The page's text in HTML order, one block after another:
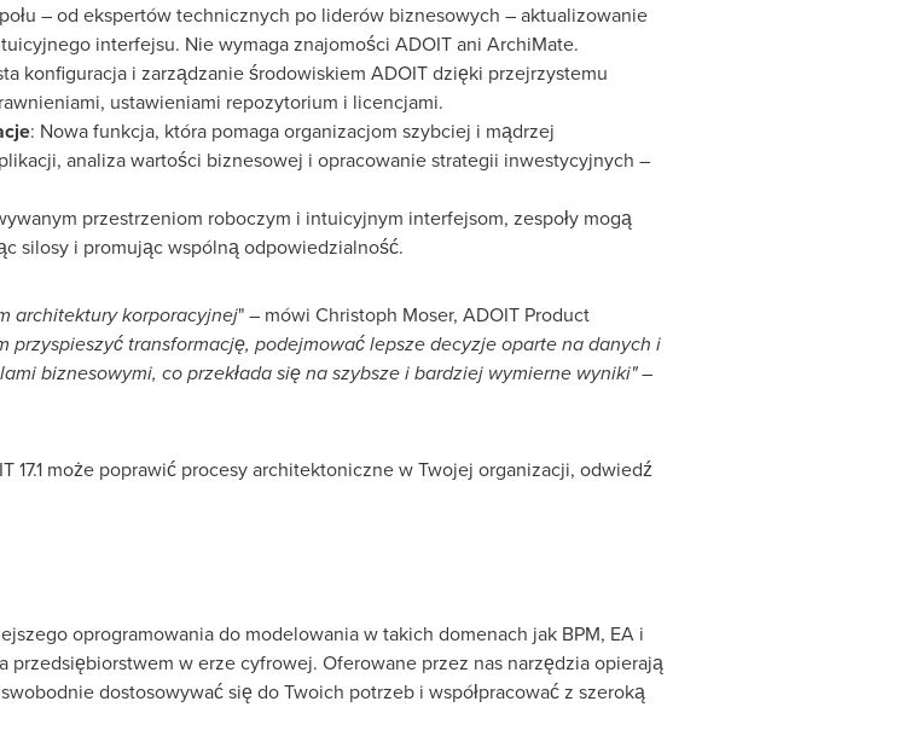
– od ekspertów technicznych po liderów biznesowych – aktualizowanie
interfejsu. Nie wymaga znajomości ADOIT ani ArchiMate.
konfiguracja i zarządzanie środowiskiem ADOIT dzięki przejrzystemu
ustawieniami repozytorium i licencjami.
: Nowa funkcja, która pomaga organizacjom szybciej i mądrzej
analiza wartości biznesowej i opracowanie strategii inwestycyjnych –
przestrzeniom roboczym i intuicyjnym interfejsom, zespoły mogą
silosy i promując wspólną odpowiedzialność.
architektury korporacyjnej" – mówi Christoph Moser, ADOIT Product
przyspieszyć transformację, podejmować lepsze decyzje oparte na danych i
biznesowymi, co przekłada się na szybsze i bardziej wymierne wyniki"–
może poprawić procesy architektoniczne w Twojej organizacji, odwiedź
oprogramowania do modelowania w takich domenach jak BPM, EA i
w erze cyfrowej. Oferowane przez nas narzędzia opierają
dostosowywać się do Twoich potrzeb i współpracować z szeroką